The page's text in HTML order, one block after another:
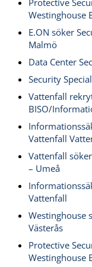
Protective
Westinghouse
E.ON söker
Malmö
Data Center
Security
Vattenfall
BISO/
Vattenfall
Vattenfall
– Umeå
Vattenfall
Westinghouse
Västerås
Protective
Westinghouse